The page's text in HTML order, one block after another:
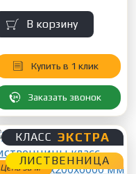
В корзину
Купить в 1 клик
Заказать звонок
Цена за м3
КЛАСС ЭКСТРА
ЛИСТВЕННИЦА